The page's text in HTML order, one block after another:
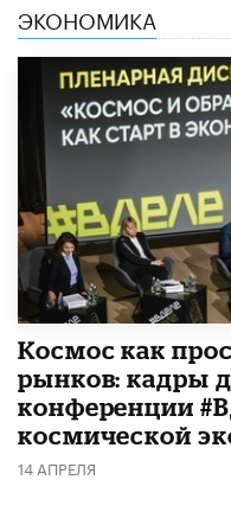
ЭКОНОМИКА
Космос как
рынков: кадры
конференции
космической
14 АПРЕЛЯ